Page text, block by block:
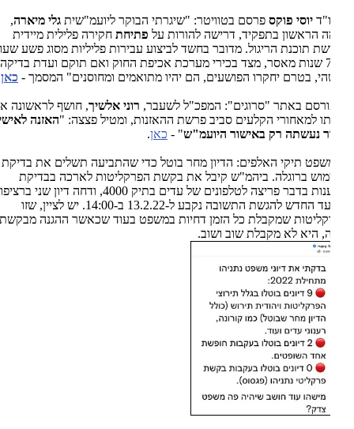
יוסי פוקס פרסם בטוויטר: "שיגרתי הבוקר ליועמ"שיתגלי מיארה,
הראשון בתפקיד, דרישה להורות עלפתיחתחקירה פלילית מיידית
תוכנת הריגול. מדובר בחשד לביצוע עבירות פליליות מסוג פשע שעונשן
7-10 שנות מאסר, מצד בכירי מערכת אכיפת החוק ואם תוקם ועדת בדיקה
בטרם יחקרו הפושעים, הם יהיו מתואמים ומחוסנים" המסמך -כאן.
באתר "סרוגים": המפכ"ל לשעבר,רוני אלשיך, חושף לראשונה את
למאחורי הקלעים סביב פרשת ההאזנות, ומטיל פצצה: "האזנה לאישי
נעשתה רק באישור היועמ"ש" -כאן.
תיקי האלפים: הדיון מחר בוטל כדי שהתביעה תשלים את בדיקת
ברוגלה. ביהמ"ש קיבל את בקשת הפרקליטות לארכה בבדיקת
הטענות בדבר פריצה לטלפונים של עדים בתיק 4000, ודחה דיון שני ברציפות.
המועד החדש להגשת התשובה נקבע ל-13.2.22 ב-14:00. יש לציין, שזו
שמקבלת כל הזמן דחיות במשפט בעוד שכאשר ההגנה מבקשת
היא לא מקבלת שוב ושוב.